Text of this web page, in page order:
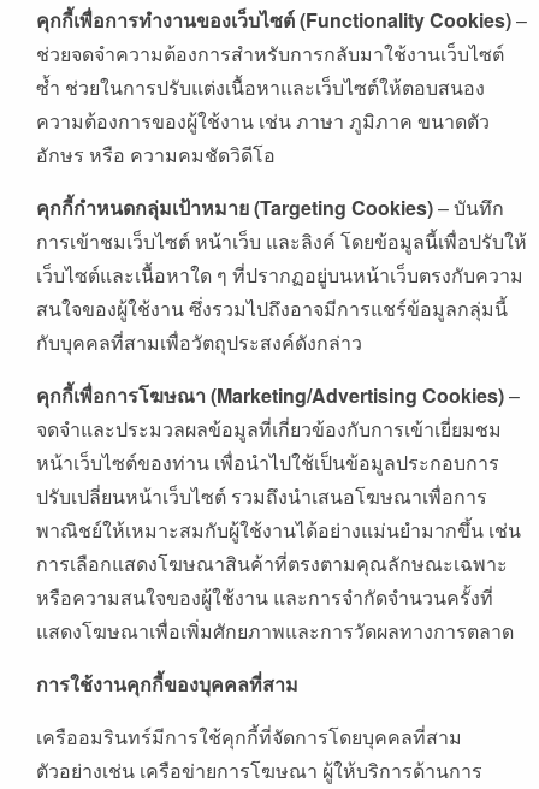
คุกกี้เพื่อการทำงานของเว็บไซต์(Functionality Cookies)–
ช่วยจดจำความต้องการสำหรับการกลับมาใช้งานเว็บไซต์
ซ้ำ ช่วยในการปรับแต่งเนื้อหาและเว็บไซต์ให้ตอบสนอง
ความต้องการของผู้ใช้งาน เช่นภาษา ภูมิภาค ขนาดตัว
อักษร หรือ ความคมชัดวิดีโอ
คุกกี้กำหนดกลุ่มเป้าหมาย(Targeting Cookies)–บันทึก
การเข้าชมเว็บไซต์หน้าเว็บ และลิงค์ โดยข้อมูลนี้เพื่อปรับให้
เว็บไซต์และเนื้อหาใด ๆ ที่ปรากฏอยู่บนหน้าเว็บตรงกับความ
สนใจของผู้ใช้งานซึ่งรวมไปถึงอาจมีการแชร์ข้อมูลกลุ่มนี้
กับบุคคลที่สามเพื่อวัตถุประสงค์ดังกล่าว
คุกกี้เพื่อการโฆษณา (Marketing/Advertising Cookies)–
จดจำและประมวลผลข้อมูลที่เกี่ยวข้องกับการเข้าเยี่ยมชม
หน้าเว็บไซต์ของท่าน เพื่อนำไปใช้เป็นข้อมูลประกอบการ
ปรับเปลี่ยนหน้าเว็บไซต์ รวมถึงนำเสนอโฆษณาเพื่อการ
พาณิชย์ให้เหมาะสมกับผู้ใช้งานได้อย่างแม่นยำมากขึ้น เช่น
การเลือกแสดงโฆษณาสินค้าที่ตรงตามคุณลักษณะเฉพาะ
หรือความสนใจของผู้ใช้งาน และการจำกัดจำนวนครั้งที่
แสดงโฆษณาเพื่อเพิ่มศักยภาพและการวัดผลทางการตลาด
การใช้งานคุกกี้ของบุคคลที่สาม
เครืออมรินทร์มีการใช้คุกกี้ที่จัดการโดยบุคคลที่สาม
ตัวอย่างเช่น เครือข่ายการโฆษณา ผู้ให้บริการด้านการ